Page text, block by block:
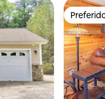
hóspedes